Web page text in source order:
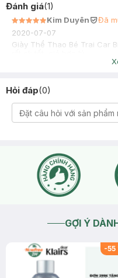
Đánh giá(1)
Kim Duyên
Đã
2020-07-07
Giày Thể Thao Bé Trai Car
Hỏi đáp(0)
GỢI Ý
-55